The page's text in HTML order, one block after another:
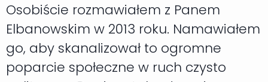
Osobiście rozmawiałem z Panem
Elbanowskim w 2013 roku. Namawiałem
go, aby skanalizował to ogromne
poparcie społeczne w ruch czysto